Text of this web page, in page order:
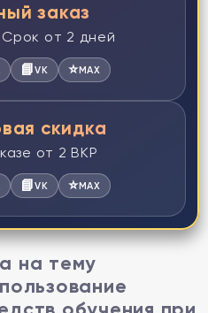
заказ
от 2 дней
📘VK ⭐MAX
скидка
от 2 ВКР
📘VK ⭐MAX
на тему